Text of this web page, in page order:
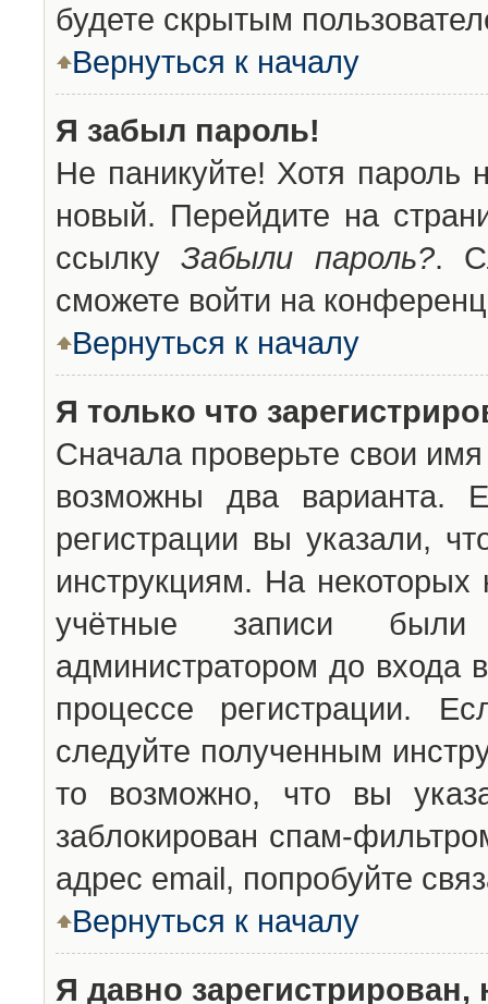
будете скрытым
Вернуться к началу
Я забыл пароль!
Не паникуйте! Хотя пароль
новый. Перейдите на
ссылкуЗабыли пароль?.
сможете войти на
Вернуться к началу
Я только что
Сначала проверьте свои
возможны два варианта.
регистрации вы указали,
инструкциям. На
учётные записи были
администратором до входа
процессе регистрации.
следуйте полученным
то возможно, что вы
заблокирован спам-
адрес email, попробуйте
Вернуться к началу
Я давно